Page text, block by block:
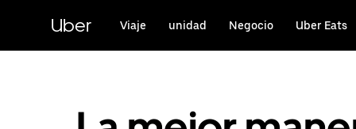
contenido
principal
Uber Viaje unidad Negocio Uber Eats